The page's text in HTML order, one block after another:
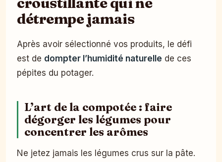
détrempe jamais
Après avoir sélectionné vos produits, le défi
est de dompter l’humidité naturelle de ces
pépites du potager.
L’art de la compotée : faire
dégorger les légumes pour
concentrer les arômes
Ne jetez jamais les légumes crus sur la pâte.